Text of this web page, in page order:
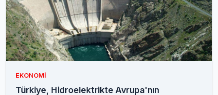
EKONOMI
Türkiye, Hidroelektrikte Avrupa'nın